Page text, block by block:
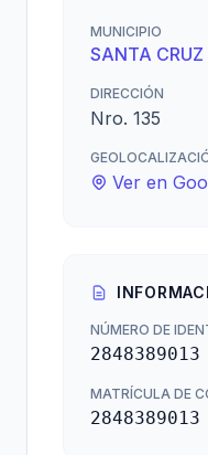
MUNICIPIO
SANTA CRUZ
DIRECCIÓN
Nro. 135
Ver en
NÚMERO DE
2848389013
MATRÍCULA DE
2848389013